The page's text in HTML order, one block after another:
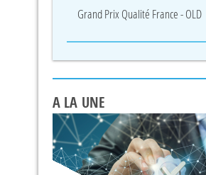
Grand Prix Qualité France - OLD
A LA UNE